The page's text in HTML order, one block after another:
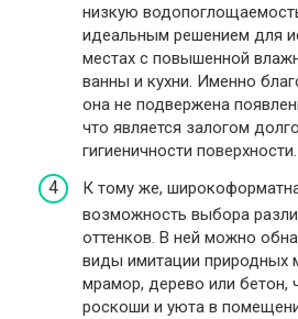
низкую
идеальным решением для
местах с повышенной
ванны и кухни. Именно
она не подвержена
что является залогом
гигиеничности поверхности.
К тому же,
возможность выбора
оттенков. В ней можно
виды имитации природных
мрамор, дерево или бетон,
роскоши и уюта в